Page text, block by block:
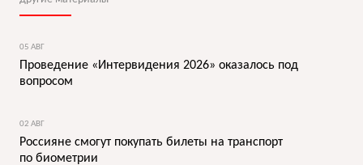
05 АВГ
Проведение «Интервидения 2026» оказалось под
вопросом
02 АВГ
Россияне смогут покупать билеты на транспорт
по биометрии